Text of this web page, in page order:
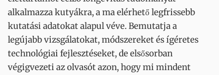
alkalmazza kutyákra, a ma elérhető legfrissebb
kutatási adatokat alapul véve. Bemutatja a
legújabb vizsgálatokat, módszereket és ígéretes
technológiai fejlesztéseket, de elsősorban
végigvezeti az olvasót azon, hogy mi mindent